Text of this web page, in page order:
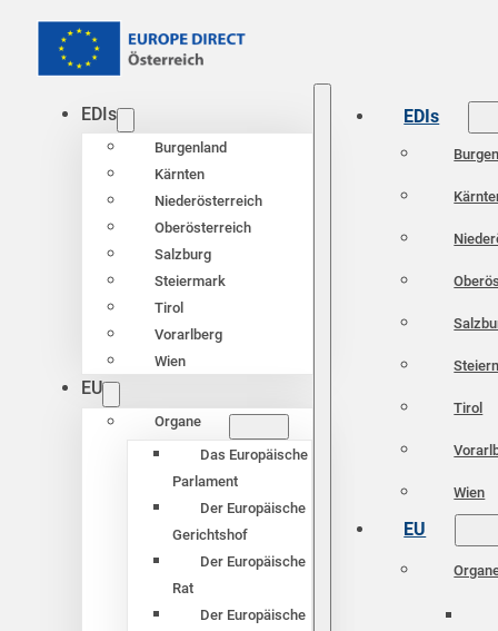
EDIs
Burgenland
Kärnten
Niederösterreich
Oberösterreich
Salzburg
Steiermark
Tirol
Vorarlberg
Wien
EU
Organe
Das Europäische
Parlament
Der Europäische
Gerichtshof
Der Europäische
Rat
Der Europäische
EDIs
Tirol
Wien
EU